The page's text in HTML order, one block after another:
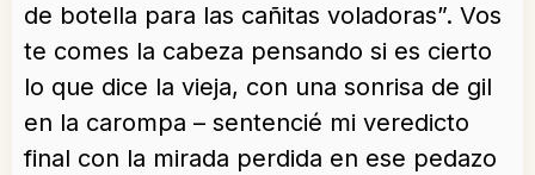
de botella para las cañitas voladoras”. Vos
te comes la cabeza pensando si es cierto
lo que dice la vieja, con una sonrisa de gil
en la carompa – sentencié mi veredicto
final con la mirada perdida en ese pedazo